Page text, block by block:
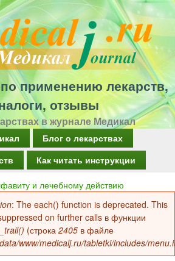
применению лекарств,
отзывы
в журнале Медикал
Блог о лекарствах
Как читать инструкции
и лечебному действию
: The each() function is deprecated. This
on further calls в функции
(строка 2405 в файле
www/medicalj.ru/tabletki/includes/